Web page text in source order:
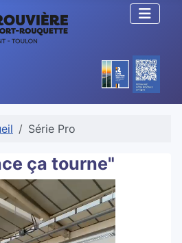
Série Pro
ça tourne"